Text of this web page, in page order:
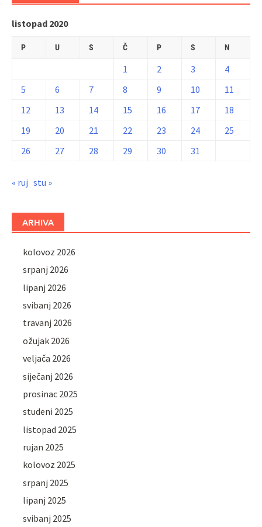
listopad 2020
P U S Č P S N
1 2 3
4
5
6 7 8 9 10
11
12
13 14 15 16 17
18
19
20 21 22 23 24
25
26
27 28 29 30 31
« ruj stu »
ARHIVA
kolovoz 2026
srpanj 2026
lipanj 2026
svibanj 2026
travanj 2026
ožujak 2026
veljača 2026
siječanj 2026
prosinac 2025
studeni 2025
listopad 2025
rujan 2025
kolovoz 2025
srpanj 2025
lipanj 2025
svibanj 2025